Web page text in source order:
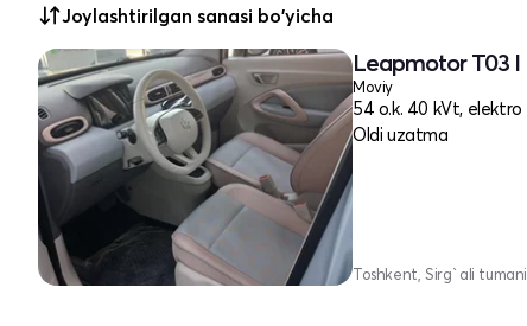
Joylashtirilgan sanasi bo'yicha
Leapmotor T03 I
Moviy
54 o.k. 40 kVt, elektro
Oldi uzatma
Toshkent, Sirg`ali tumani